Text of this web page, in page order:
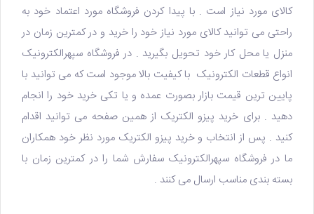
کالای مورد نیاز است . با پیدا کردن فروشگاه مورد اعتماد خود به
راحتی می توانید کالای مورد نیاز خود را خرید و در کمترین زمان در
منزل یا محل کار خود تحویل بگیرید . در فروشگاه سپهرالکترونیک
انواع قطعات الکترونیک با کیفیت بالا موجود است که می توانید با
پایین ترین قیمت بازار بصورت عمده و یا تکی خرید خود را انجام
دهید . برای خرید پیزو الکتریک از همین صفحه می توانید اقدام
کنید . پس از انتخاب و خرید پیزو الکتریک مورد نظر خود همکاران
ما در فروشگاه سپهرالکترونیک سفارش شما را در کمترین زمان با
بسته بندی مناسب ارسال می کنند .